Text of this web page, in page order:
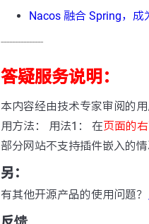
Nacos 融合 Spring，成
---------------
答疑服务说明：
本内容经由技术专家审阅的
用方法： 用法1： 在页面的
部分网站不支持插件嵌入的情
另：
有其他开源产品的使用问题？